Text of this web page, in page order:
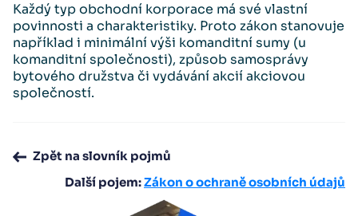
Každý typ obchodní korporace má své vlastní
povinnosti a charakteristiky. Proto zákon stanovuje
například i minimální výši komanditní sumy (u
komanditní společnosti), způsob samosprávy
bytového družstva či vydávání akcií akciovou
společností.
Zpět na slovník pojmů
Další pojem:Zákon o ochraně osobních údajů